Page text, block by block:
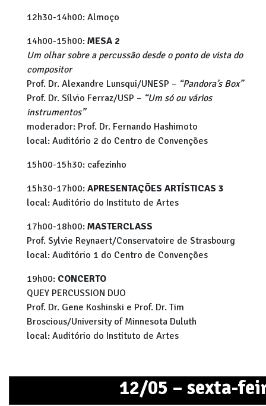
12h30-14h00: Almoço
14h00-15h00: MESA 2
Um olhar sobre a percussão desde o ponto de vista do
compositor
Prof. Dr. Alexandre Lunsqui/UNESP – “Pandora’s Box”
Prof. Dr. Sílvio Ferraz/USP – “Um só ou vários
instrumentos”
moderador: Prof. Dr. Fernando Hashimoto
local: Auditório 2 do Centro de Convenções
15h00-15h30: cafezinho
15h30-17h00: APRESENTAÇÕES ARTÍSTICAS 3
local: Auditório do Instituto de Artes
17h00-18h00: MASTERCLASS
Prof. Sylvie Reynaert/Conservatoire de Strasbourg
local: Auditório 1 do Centro de Convenções
19h00: CONCERTO
QUEY PERCUSSION DUO
Prof. Dr. Gene Koshinski e Prof. Dr. Tim
Broscious/University of Minnesota Duluth
local: Auditório do Instituto de Artes
12/05 – sexta-